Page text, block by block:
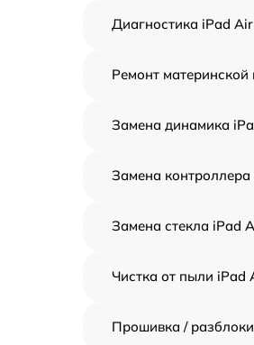
Диагностика iPad
Ремонт
Замена динамика
Замена
Замена стекла iPad
Чистка от пыли iPad
Прошивка /